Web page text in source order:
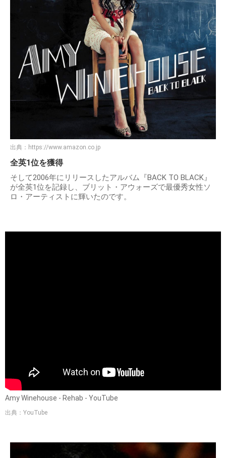
出典： https://www.amazon.co.jp
全英1位を獲得
そして2006年にリリースしたアルバム『BACK TO BLACK』
が全英1位を記録し、ブリット・アウォーズで最優秀女性ソ
ロ・アーティストに輝いたのです。
Amy Winehouse - Rehab - YouTube
出典：YouTube